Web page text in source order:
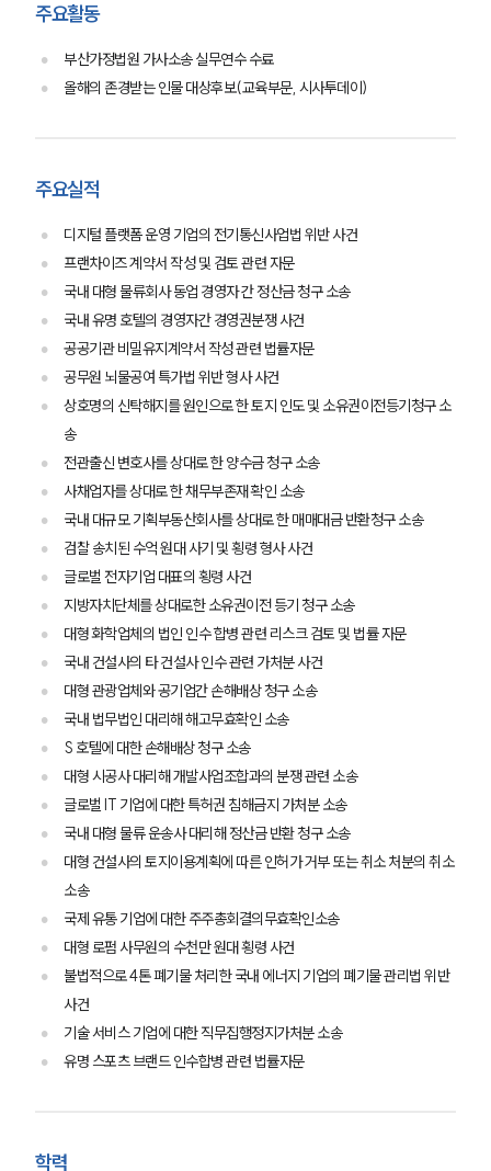
그룹소개
그룹소개
대륜의 강점
오시는 길
고객의 소리
통합검색
AI대륜
업무사례
주요 업무사례
주요활동
부산가정법원 가사소송 실무연수 수료
올해의 존경받는 인물 대상후보(교육부문, 시사투데이)
주요실적
디지털 플랫폼 운영 기업의 전기통신사업법 위반 사건
프랜차이즈 계약서 작성 및 검토 관련 자문
국내 대형 물류회사 동업 경영자 간 정산금 청구 소송
국내 유명 호텔의 경영자간 경영권분쟁 사건
공공기관 비밀유지계약서 작성 관련 법률자문
공무원 뇌물공여 특가법 위반 형사 사건
상호명의 신탁해지를 원인으로 한 토지 인도 및 소유권이전등기청구 소
송
전관출신 변호사를 상대로 한 양수금 청구 소송
사채업자를 상대로 한 채무부존재 확인 소송
국내 대규모 기획부동산회사를 상대로 한 매매대금 반환청구 소송
검찰 송치된 수억 원대 사기 및 횡령 형사 사건
글로벌 전자기업 대표의 횡령 사건
지방자치단체를 상대로한 소유권이전 등기 청구 소송
대형 화학업체의 법인 인수 합병 관련 리스크 검토 및 법률 자문
국내 건설사의 타 건설사 인수 관련 가처분 사건
대형 관광업체와 공기업간 손해배상 청구 소송
국내 법무법인 대리해 해고무효확인 소송
S 호텔에 대한 손해배상 청구 소송
대형 시공사 대리해 개발사업조합과의 분쟁 관련 소송
글로벌 IT 기업에 대한 특허권 침해금지 가처분 소송
국내 대형 물류 운송사 대리해 정산금 반환 청구 소송
대형 건설사의 토지이용계획에 따른 인허가 거부 또는 취소 처분의 취소
소송
국제 유통 기업에 대한 주주총회결의무효확인소송
대형 로펌 사무원의 수천만 원대 횡령 사건
불법적으로 4톤 폐기물 처리한 국내 에너지 기업의 폐기물 관리법 위반
사건
기술 서비스 기업에 대한 직무집행정지가처분 소송
유명 스포츠 브랜드 인수합병 관련 법률자문
학력